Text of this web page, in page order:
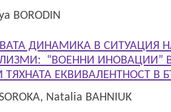
BORODIN
ДИНАМИКА В СИТУАЦИЯ
“ВОЕННИ ИНОВАЦИИ”
ТЯХНАТА ЕКВИВАЛЕНТНОСТ В
Natalia BAHNIUK